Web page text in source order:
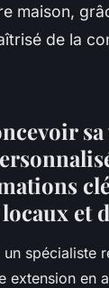
maison,
de la
sa
et
un spécialiste
extension en